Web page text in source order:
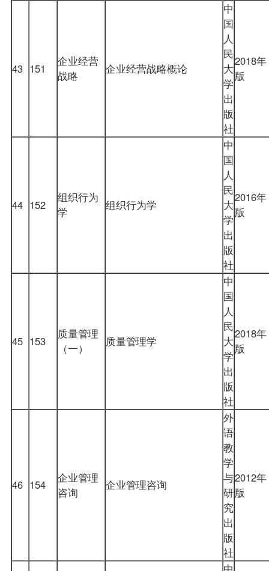
43 151
企业经营
战略
企业经营战略概论
中
国
人
民
大
学
出
版
社
2018年
版
44 152
组织行为
学
组织行为学
中
国
人
民
大
学
出
版
社
2016年
版
45 153
质量管理
（一）
质量管理学
中
国
人
民
大
学
出
版
社
2018年
版
46 154
企业管理
咨询
企业管理咨询
外
语
教
学
与
研
究
出
版
社
2012年
版